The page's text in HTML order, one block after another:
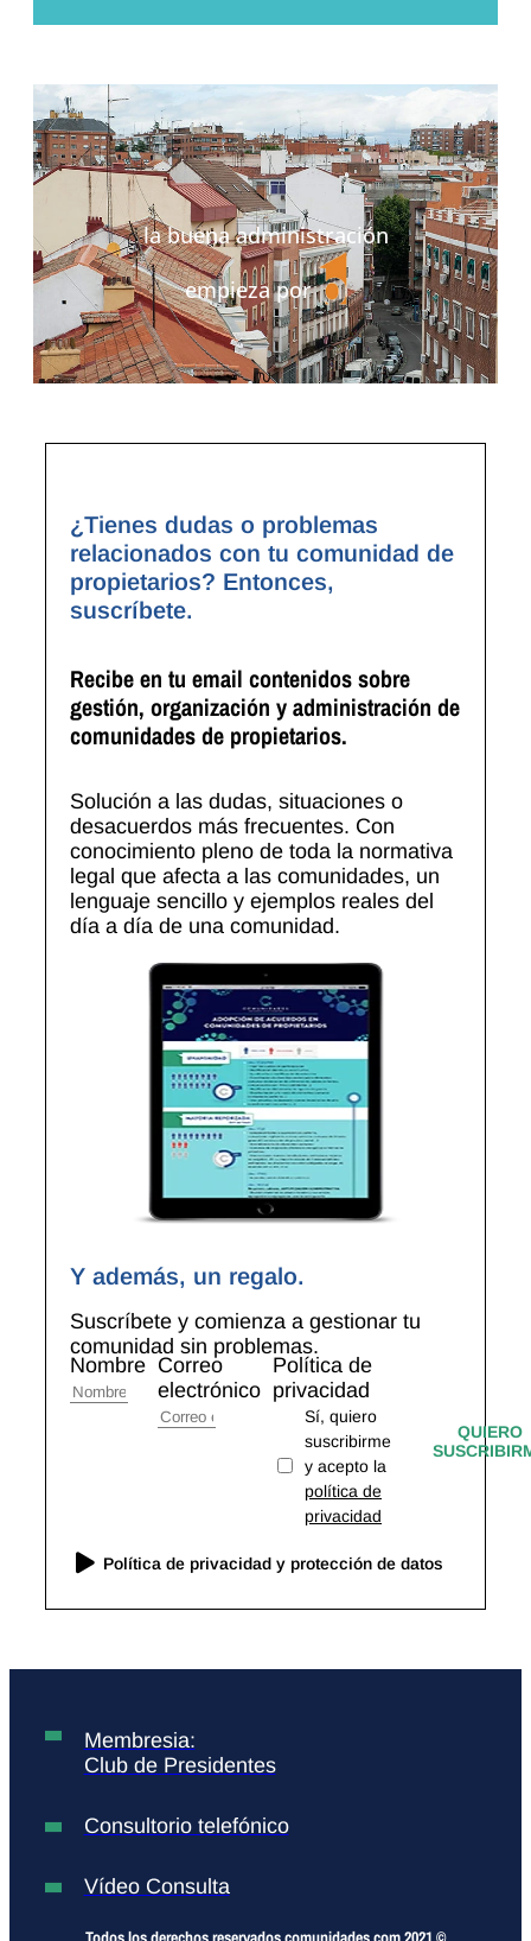
la buena administración
empieza por
¿Tienes dudas o problemas
relacionados con tu comunidad de
propietarios? Entonces,
suscríbete.
Recibe en tu email contenidos sobre
gestión, organización y administración de
comunidades de propietarios.
Solución a las dudas, situaciones o
desacuerdos más frecuentes. Con
conocimiento pleno de toda la normativa
legal que afecta a las comunidades, un
lenguaje sencillo y ejemplos reales del
día a día de una comunidad.
Y además, un regalo.
Suscríbete y comienza a gestionar tu
comunidad sin problemas.
Nombre Correo
electrónico
Política de
privacidad
Sí, quiero
suscribirme
y acepto la
política de
privacidad
QUIERO
Política de privacidad y protección de datos
Membresia:
Club de Presidentes
Consultorio telefónico
Vídeo Consulta